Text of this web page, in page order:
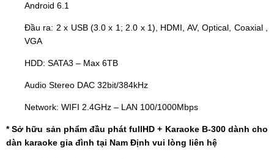
Android 6.1
Đầu ra: 2 x USB (3.0 x 1; 2.0 x 1), HDMI, AV, Optical, Coaxial ,
VGA
HDD: SATA3 – Max 6TB
Audio Stereo DAC 32bit/384kHz
Network: WIFI 2.4GHz – LAN 100/1000Mbps
* Sở hữu sản phẩm đầu phát fullHD + Karaoke B-300 dành cho
dàn karaoke gia đình tại Nam Định vui lòng liên hệ